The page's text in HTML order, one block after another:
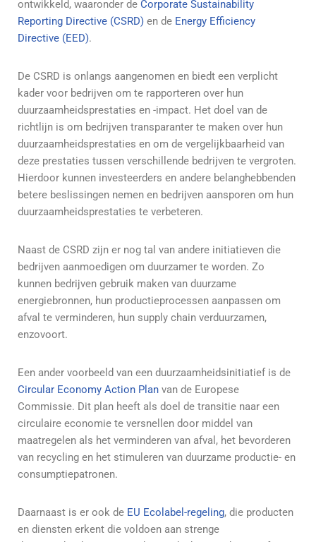
ontwikkeld, waaronder de Corporate Sustainability
Reporting Directive (CSRD) en de Energy Efficiency
Directive (EED).
De CSRD is onlangs aangenomen en biedt een verplicht
kader voor bedrijven om te rapporteren over hun
duurzaamheidsprestaties en -impact. Het doel van de
richtlijn is om bedrijven transparanter te maken over hun
duurzaamheidsprestaties en om de vergelijkbaarheid van
deze prestaties tussen verschillende bedrijven te vergroten.
Hierdoor kunnen investeerders en andere belanghebbenden
betere beslissingen nemen en bedrijven aansporen om hun
duurzaamheidsprestaties te verbeteren.
Naast de CSRD zijn er nog tal van andere initiatieven die
bedrijven aanmoedigen om duurzamer te worden. Zo
kunnen bedrijven gebruik maken van duurzame
energiebronnen, hun productieprocessen aanpassen om
afval te verminderen, hun supply chain verduurzamen,
enzovoort.
Een ander voorbeeld van een duurzaamheidsinitiatief is de
Circular Economy Action Plan van de Europese
Commissie. Dit plan heeft als doel de transitie naar een
circulaire economie te versnellen door middel van
maatregelen als het verminderen van afval, het bevorderen
van recycling en het stimuleren van duurzame productie- en
consumptiepatronen.
Daarnaast is er ook de EU Ecolabel-regeling, die producten
en diensten erkent die voldoen aan strenge